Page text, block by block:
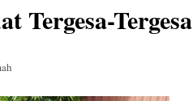
Tergesa